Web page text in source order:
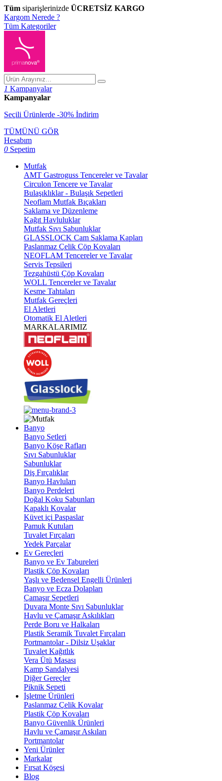
Tüm siparişlerinizde ÜCRETSİZ KARGO
Kargom Nerede ?
Tüm Kategoriler
1 Kampanyalar
Kampanyalar
Seçili Ürünlerde -30% İndirim
TÜMÜNÜ GÖR
Hesabım
0 Sepetim
Mutfak
AMT Gastroguss Tencereler ve Tavalar
Circulon Tencere ve Tavalar
Bulaşıklıklar - Bulaşık Sepetleri
Neoflam Mutfak Bıçakları
Saklama ve Düzenleme
Kağıt Havluluklar
Mutfak Sıvı Sabunluklar
GLASSLOCK Cam Saklama Kapları
Paslanmaz Çelik Çöp Kovaları
NEOFLAM Tencereler ve Tavalar
Servis Tepsileri
Tezgahüstü Çöp Kovaları
WOLL Tencereler ve Tavalar
Kesme Tahtaları
Mutfak Gereçleri
El Aletleri
Otomatik El Aletleri
MARKALARIMIZ
Banyo
Banyo Setleri
Banyo Köşe Rafları
Sıvı Sabunluklar
Sabunluklar
Diş Fırçalıklar
Banyo Havluları
Banyo Perdeleri
Doğal Koku Sabunları
Kapaklı Kovalar
Küvet içi Paspaslar
Pamuk Kutuları
Tuvalet Fırçaları
Yedek Parçalar
Ev Gereçleri
Banyo ve Ev Tabureleri
Plastik Çöp Kovaları
Yaşlı ve Bedensel Engelli Ürünleri
Banyo ve Ecza Dolapları
Çamaşır Sepetleri
Duvara Monte Sıvı Sabunluklar
Havlu ve Çamaşır Askılıkları
Perde Boru ve Halkaları
Plastik Seramik Tuvalet Fırçaları
Portmantolar - Dilsiz Uşaklar
Tuvalet Kağıtlık
Vera Ütü Masası
Kamp Sandalyesi
Diğer Gereçler
Piknik Sepeti
İşletme Ürünleri
Paslanmaz Çelik Kovalar
Plastik Çöp Kovaları
Banyo Güvenlik Ürünleri
Havlu ve Çamaşır Askıları
Portmantolar
Yeni Ürünler
Markalar
Fırsat Köşesi
Blog